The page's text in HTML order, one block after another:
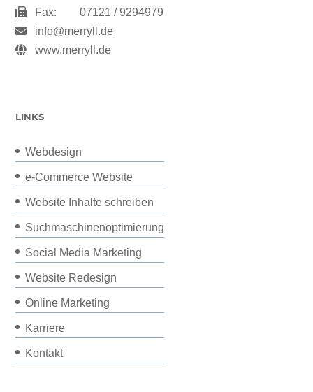
Fax:
07121 / 9294979
info@merryll.de
www.merryll.de
LINKS
Webdesign
e-Commerce Website
Website Inhalte schreiben
Suchmaschinenoptimierung
Social Media Marketing
Website Redesign
Online Marketing
Karriere
Kontakt